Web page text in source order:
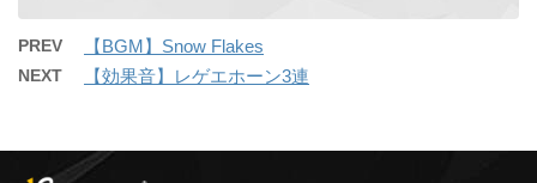
PREV 【BGM】Snow Flakes
NEXT 【効果音】レゲエホーン3連